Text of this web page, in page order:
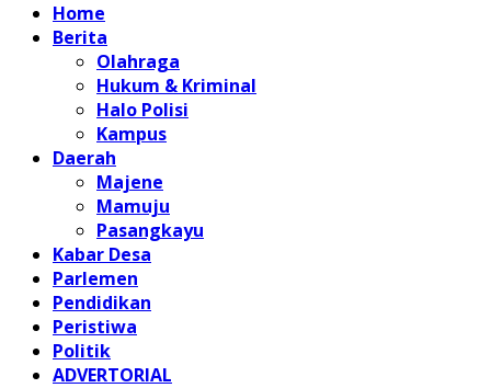
Home
Berita
Olahraga
Hukum & Kriminal
Halo Polisi
Kampus
Daerah
Majene
Mamuju
Pasangkayu
Kabar Desa
Parlemen
Pendidikan
Peristiwa
Politik
ADVERTORIAL